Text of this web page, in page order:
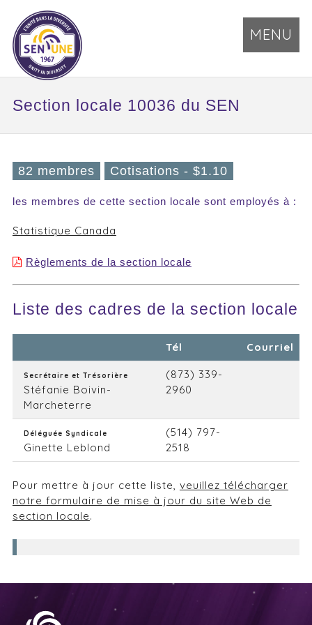
MENU
Section locale 10036 du SEN
82 membres Cotisations - $1.10
les membres de cette section locale sont employés à :
Statistique Canada
Règlements de la section locale
Liste des cadres de la section locale
Tél Courriel
Secrétaire et Trésorière
Stéfanie Boivin-
Marcheterre
(873) 339-
2960
Déléguée Syndicale
Ginette Leblond
(514) 797-
2518
Pour mettre à jour cette liste, veuillez télécharger
notre formulaire de mise à jour du site Web de
section locale.